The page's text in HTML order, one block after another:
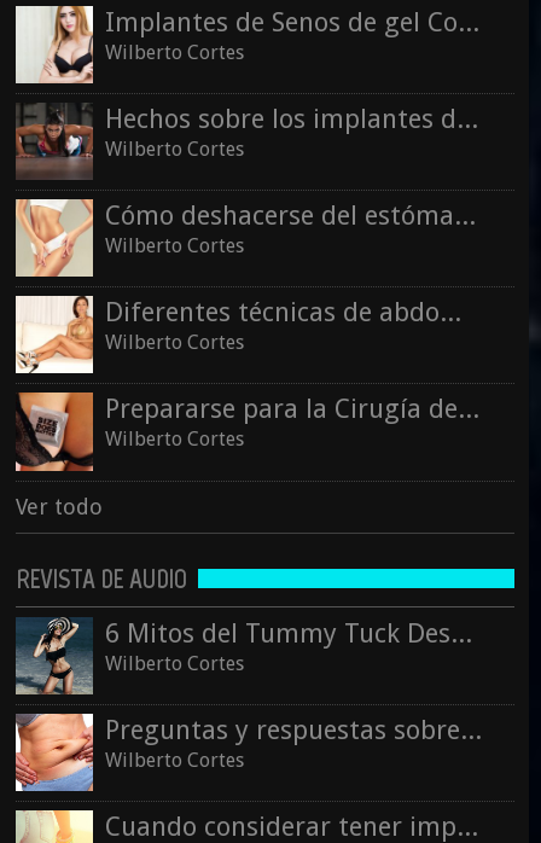
Implantes de Senos de gel Cohesivo
Wilberto Cortes
Hechos sobre los implantes de senos
Wilberto Cortes
Cómo deshacerse del estómago post-embarazo
Wilberto Cortes
Diferentes técnicas de abdominoplastia
Wilberto Cortes
Prepararse para la Cirugía de Reducción de Senos
Wilberto Cortes
Ver todo
REVISTA DE AUDIO
6 Mitos del Tummy Tuck Desmentidos
Wilberto Cortes
Preguntas y respuestas sobre la liposucción
Wilberto Cortes
Cuando considerar tener implantes de glúteos